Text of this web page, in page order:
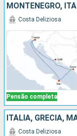
MONTENEGRO,
Pensão completa
Costa Deliziosa
ITÁLIA, GRÉCIA,
Costa Deliziosa